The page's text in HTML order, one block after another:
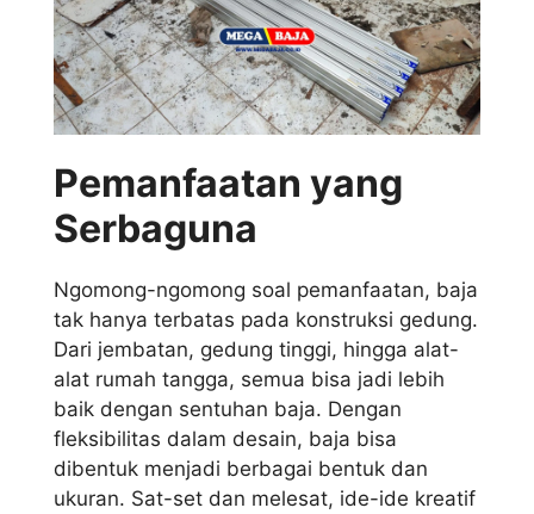
Pemanfaatan yang
Serbaguna
Ngomong-ngomong soal pemanfaatan, baja
tak hanya terbatas pada konstruksi gedung.
Dari jembatan, gedung tinggi, hingga alat-
alat rumah tangga, semua bisa jadi lebih
baik dengan sentuhan baja. Dengan
fleksibilitas dalam desain, baja bisa
dibentuk menjadi berbagai bentuk dan
ukuran. Sat-set dan melesat, ide-ide kreatif